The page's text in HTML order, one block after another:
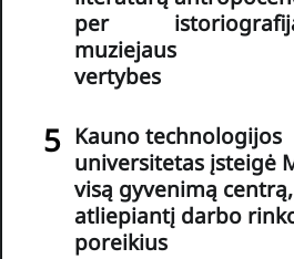
per
muziejaus
vertybes
Kauno technologijos
universitetas įsteigė
visą gyvenimą centrą,
atliepiantį darbo
poreikius